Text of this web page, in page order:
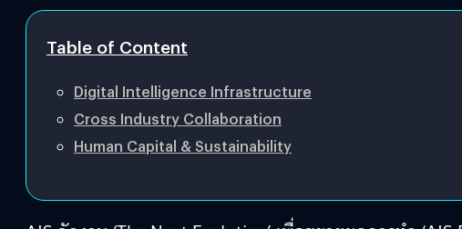
Table of Content
Digital Intelligence Infrastructure
Cross Industry Collaboration
Human Capital & Sustainability